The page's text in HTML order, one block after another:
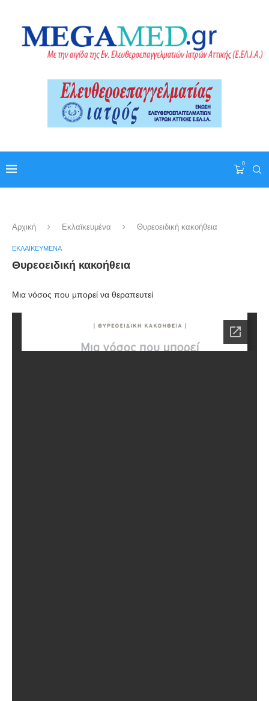
0
Αρχική Εκλαϊκευμένα Θυρεοειδική κακοήθεια
ΕΚΛΑΪΚΕΥΜΈΝΑ
Θυρεοειδική κακοήθεια
Μια νόσος που μπορεί να θεραπευτεί